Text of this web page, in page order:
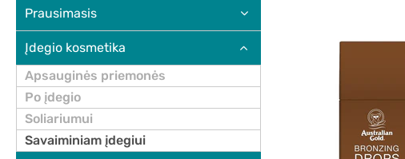
Prausimasis
Įdegio kosmetika
Apsauginės priemonės
Po įdegio
Soliariumui
Savaiminiam įdegiui